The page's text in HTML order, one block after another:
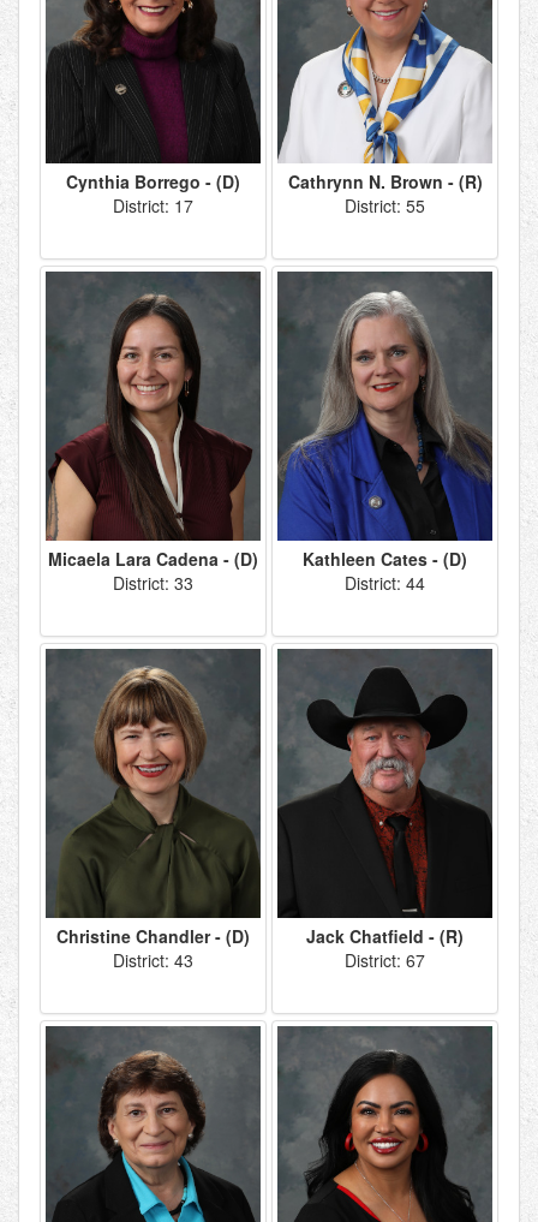
Cynthia Borrego - (D)
District: 17
Cathrynn N. Brown - (R)
District: 55
Micaela Lara Cadena - (D)
District: 33
Kathleen Cates - (D)
District: 44
Christine Chandler - (D)
District: 43
Jack Chatfield - (R)
District: 67